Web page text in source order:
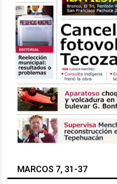
MARCOS 7, 31-37